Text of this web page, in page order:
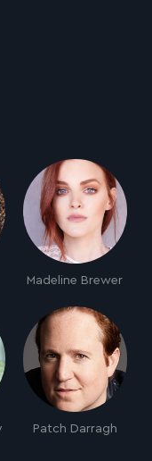
Madeline Brewer
Patch Darragh